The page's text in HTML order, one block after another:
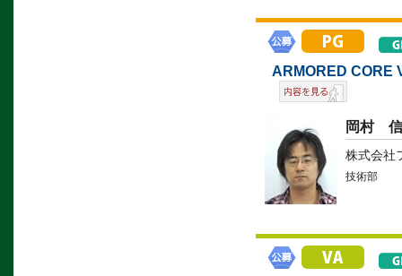
ARMORED CORE
岡村
株式会社
技術部